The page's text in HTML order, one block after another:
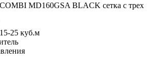
MD160GSA BLACK сетка с трех
25 куб.м